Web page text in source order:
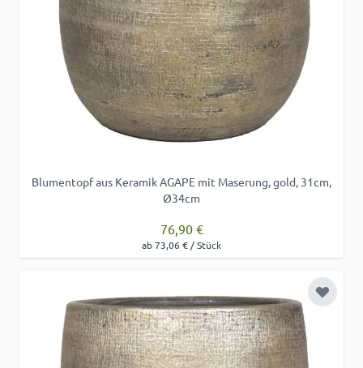
Blumentopf aus Keramik AGAPE mit Maserung, gold, 31cm,
Ø34cm
76,90 €
ab 73,06 € / Stück
Zur